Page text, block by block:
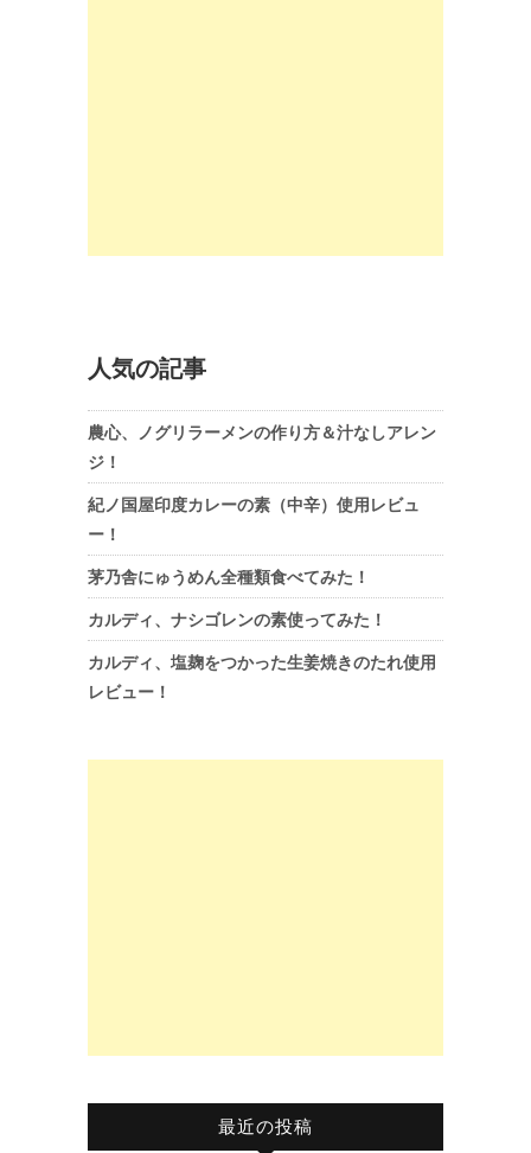
人気の記事
農心、ノグリラーメンの作り方＆汁なしアレン
ジ！
紀ノ国屋印度カレーの素（中辛）使用レビュ
ー！
茅乃舎にゅうめん全種類食べてみた！
カルディ、ナシゴレンの素使ってみた！
カルディ、塩麹をつかった生姜焼きのたれ使用
レビュー！
最近の投稿